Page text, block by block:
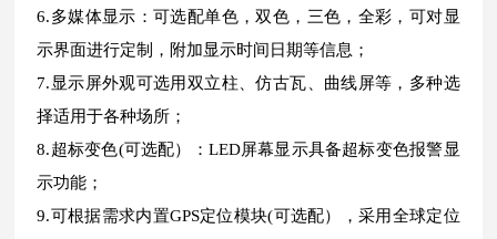
6.多媒体显示：可选配单色，双色，三色，全彩，可对显
示界面进行定制，附加显示时间日期等信息；
7.显示屏外观可选用双立柱、仿古瓦、曲线屏等，多种选
择适用于各种场所；
8.超标变色(可选配）：LED屏幕显示具备超标变色报警显
示功能；
9.可根据需求内置GPS定位模块(可选配），采用全球定位